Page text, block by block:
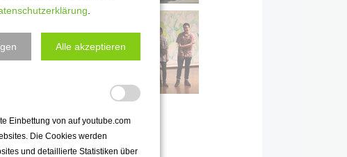
Alle akzeptieren
Einbettung von auf youtube.com
Die Cookies werden
und detaillierte Statistiken über